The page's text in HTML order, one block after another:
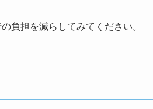
負担を減らしてみてください。